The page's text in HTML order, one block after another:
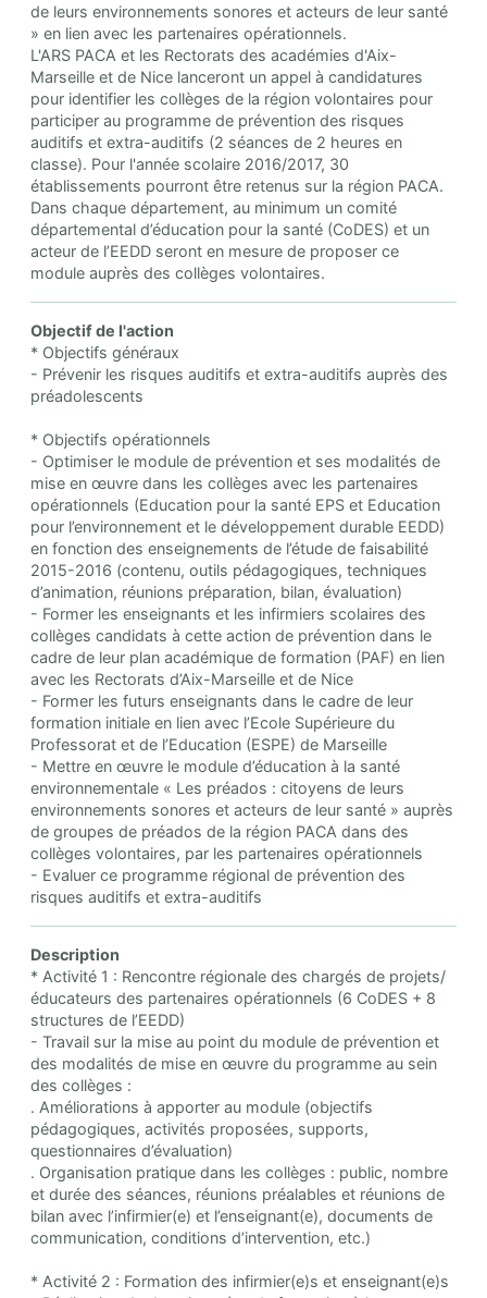
de leurs environnements sonores et acteurs de leur santé
» en lien avec les partenaires opérationnels.
L'ARS PACA et les Rectorats des académies d'Aix-
Marseille et de Nice lanceront un appel à candidatures
pour identifier les collèges de la région volontaires pour
participer au programme de prévention des risques
auditifs et extra-auditifs (2 séances de 2 heures en
classe). Pour l'année scolaire 2016/2017, 30
établissements pourront être retenus sur la région PACA.
Dans chaque département, au minimum un comité
départemental d’éducation pour la santé (CoDES) et un
acteur de l’EEDD seront en mesure de proposer ce
module auprès des collèges volontaires.
Objectif de l'action
* Objectifs généraux
- Prévenir les risques auditifs et extra-auditifs auprès des
préadolescents
* Objectifs opérationnels
- Optimiser le module de prévention et ses modalités de
mise en œuvre dans les collèges avec les partenaires
opérationnels (Education pour la santé EPS et Education
pour l’environnement et le développement durable EEDD)
en fonction des enseignements de l’étude de faisabilité
2015-2016 (contenu, outils pédagogiques, techniques
d’animation, réunions préparation, bilan, évaluation)
- Former les enseignants et les infirmiers scolaires des
collèges candidats à cette action de prévention dans le
cadre de leur plan académique de formation (PAF) en lien
avec les Rectorats d’Aix-Marseille et de Nice
- Former les futurs enseignants dans le cadre de leur
formation initiale en lien avec l’Ecole Supérieure du
Professorat et de l’Education (ESPE) de Marseille
- Mettre en œuvre le module d’éducation à la santé
environnementale « Les préados : citoyens de leurs
environnements sonores et acteurs de leur santé » auprès
de groupes de préados de la région PACA dans des
collèges volontaires, par les partenaires opérationnels
- Evaluer ce programme régional de prévention des
risques auditifs et extra-auditifs
Description
* Activité 1 : Rencontre régionale des chargés de projets/
éducateurs des partenaires opérationnels (6 CoDES + 8
structures de l’EEDD)
- Travail sur la mise au point du module de prévention et
des modalités de mise en œuvre du programme au sein
des collèges :
. Améliorations à apporter au module (objectifs
pédagogiques, activités proposées, supports,
questionnaires d’évaluation)
. Organisation pratique dans les collèges : public, nombre
et durée des séances, réunions préalables et réunions de
bilan avec l’infirmier(e) et l’enseignant(e), documents de
communication, conditions d’intervention, etc.)
* Activité 2 : Formation des infirmier(e)s et enseignant(e)s